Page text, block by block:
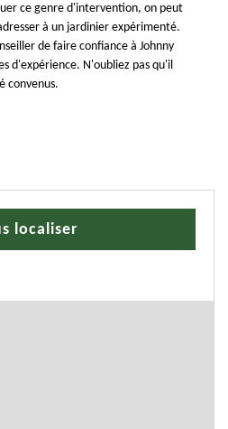
ce genre d'intervention, on peut
à un jardinier expérimenté.
de faire confiance à Johnny
d'expérience. N'oubliez pas qu'il
convenus.
localiser